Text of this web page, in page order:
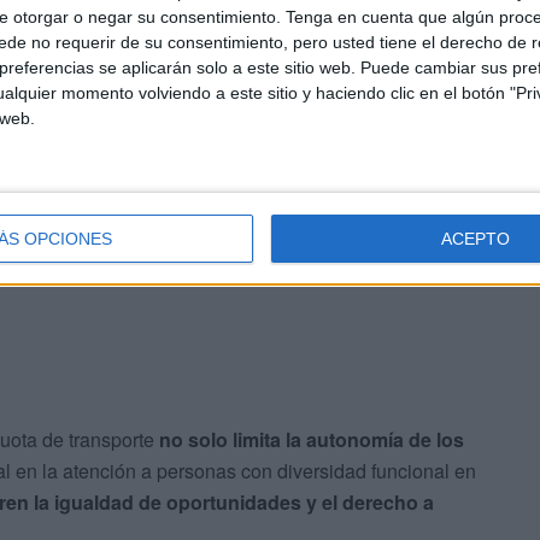
otorgar o negar su consentimiento. Tenga en cuenta que algún
no requerir de su consentimiento, pero usted tiene el derecho de
se aplicarán solo a este sitio web. Puede cambiar sus
momento volviendo a este sitio y haciendo clic en el botón
OPCIONES ACEPTO
para aquellos alumnos que finalizan su etapa
un problema que se suma a los recortes en
diversidad funcional”.
una unidad de estancia diurna y un centro
demandas de las familias y garantizar la continuidad
de transporte no solo limita la autonomía de los
en la atención a personas con diversidad funcional en
la igualdad de oportunidades y el derecho a